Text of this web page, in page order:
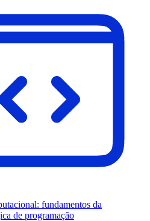
fundamentos da
de programação